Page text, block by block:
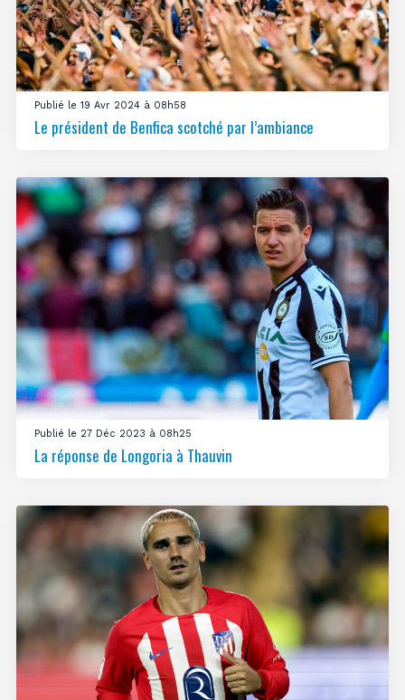
Publié le 19 Avr 2024 à 08h58
Le président de Benfica scotché par l’ambiance
Publié le 27 Déc 2023 à 08h25
La réponse de Longoria à Thauvin